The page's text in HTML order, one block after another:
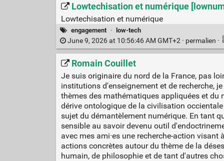
Lowtechisation et numérique
Lowtechisation et numérique
engagement · low-tech
June 9, 2026 at 10:56:46 AM GMT+2 · permalien ·
Romain Couillet
Je suis originaire du nord de la France, pas
institutions d'enseignement et de recherche,
thèmes des mathématiques appliquées et du
dérive ontologique de la civilisation
sujet du démantèlement numérique. En tant
sensible au savoir devenu outil
avec mes ami·es une recherche-action visant
actions concrètes autour du thème de la
humain, de philosophie et de tant d'autres